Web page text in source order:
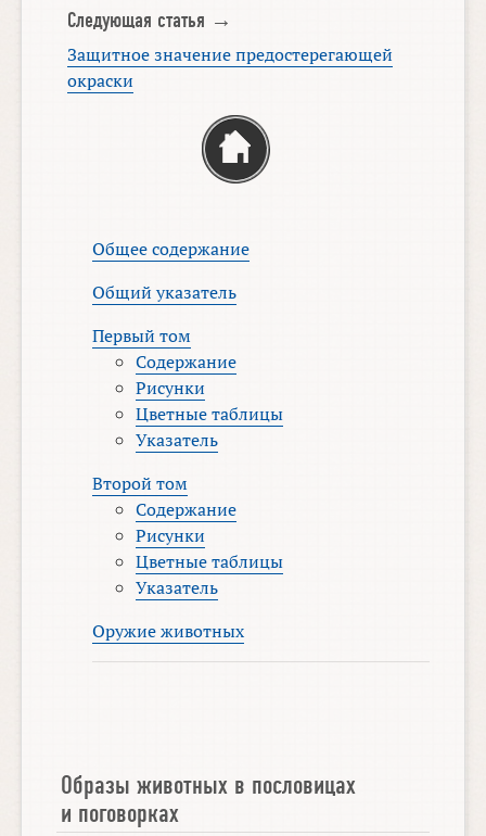
Следующая статья →
Защитное значение предостерегающей
окраски
Общее содержание
Общий указатель
Первый том
Содержание
Рисунки
Цветные таблицы
Указатель
Второй том
Содержание
Рисунки
Цветные таблицы
Указатель
Оружие животных
Образы животных в пословицах
и поговорках